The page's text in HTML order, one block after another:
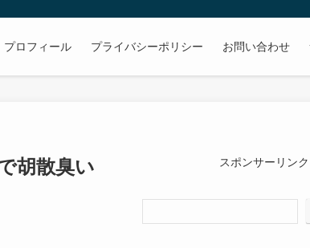
プロフィール プライバシーポリシー お問い合わせ
胡散臭い
スポンサーリンク